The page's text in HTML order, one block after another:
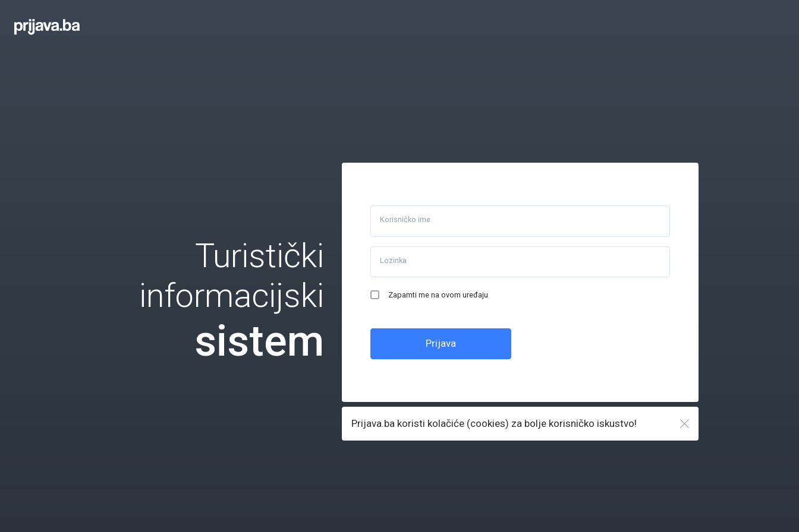
Turistički
informacijski
sistem
Korisničko ime
Lozinka
Zapamti me na ovom uređaju
Prijava
Prijava.ba koristi kolačiće (cookies) za bolje korisničko iskustvo!